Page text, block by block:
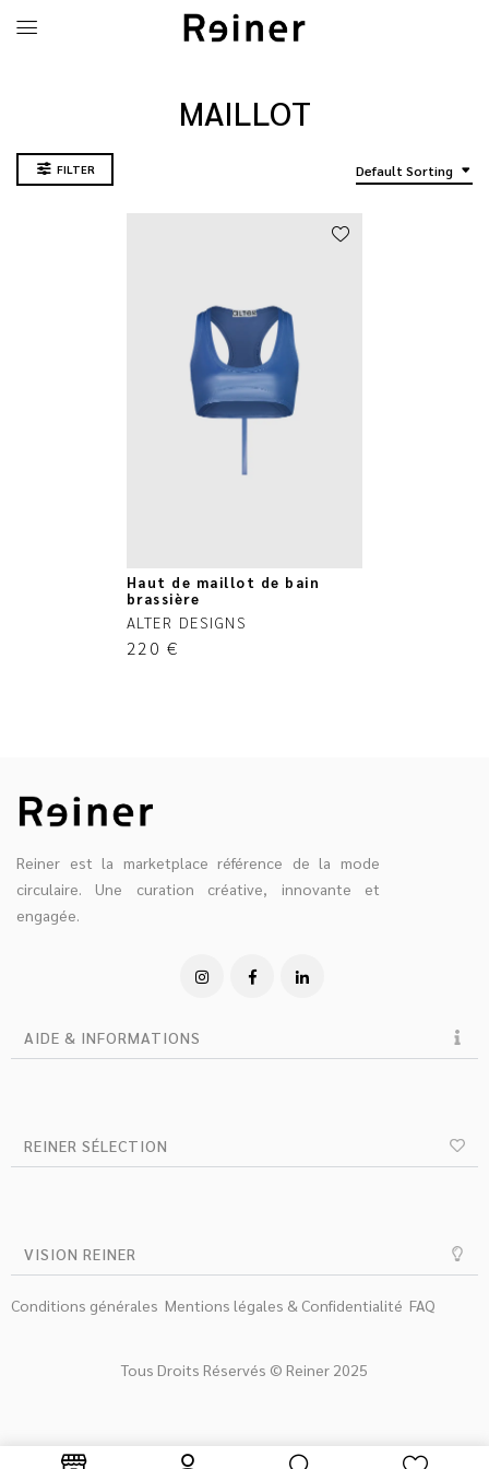
MAILLOT
FILTER Default Sorting
Haut de maillot de bain
brassière
ALTER DESIGNS
220 €
Reiner est la marketplace référence de la mode
circulaire. Une curation créative, innovante et
engagée.
AIDE & INFORMATIONS
REINER SÉLECTION
VISION REINER
Conditions générales Mentions légales & Confidentialité FAQ
Tous Droits Réservés © Reiner 2025